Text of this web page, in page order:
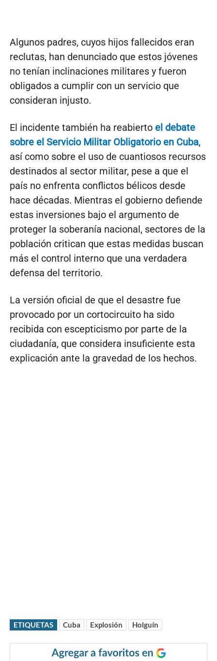
Algunos padres, cuyos hijos fallecidos eran
reclutas, han denunciado que estos jóvenes
no tenían inclinaciones militares y fueron
obligados a cumplir con un servicio que
consideran injusto.
El incidente también ha reabierto el debate
sobre el Servicio Militar Obligatorio en Cuba,
así como sobre el uso de cuantiosos recursos
destinados al sector militar, pese a que el
país no enfrenta conflictos bélicos desde
hace décadas. Mientras el gobierno defiende
estas inversiones bajo el argumento de
proteger la soberanía nacional, sectores de la
población critican que estas medidas buscan
más el control interno que una verdadera
defensa del territorio.
La versión oficial de que el desastre fue
provocado por un cortocircuito ha sido
recibida con escepticismo por parte de la
ciudadanía, que considera insuficiente esta
explicación ante la gravedad de los hechos.
ETIQUETAS Cuba Explosión Holguín